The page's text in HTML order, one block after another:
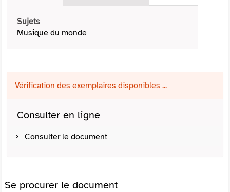
Sujets
Musique du monde
Vérification des exemplaires disponibles ...
Consulter en ligne
Consulter le document
Se procurer le document